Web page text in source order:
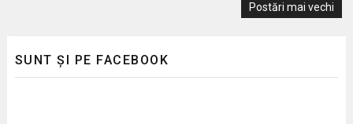
Postări mai vechi
SUNT ȘI PE FACEBOOK